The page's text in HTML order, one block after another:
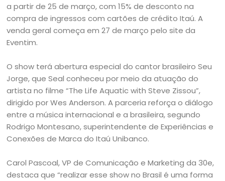
a partir de 25 de março, com 15% de desconto na
compra de ingressos com cartões de crédito Itaú. A
venda geral começa em 27 de março pelo site da
Eventim.
O show terá abertura especial do cantor brasileiro Seu
Jorge, que Seal conheceu por meio da atuação do
artista no filme “The Life Aquatic with Steve Zissou”,
dirigido por Wes Anderson. A parceria reforça o diálogo
entre a música internacional e a brasileira, segundo
Rodrigo Montesano, superintendente de Experiências e
Conexões de Marca do Itaú Unibanco.
Carol Pascoal, VP de Comunicação e Marketing da 30e,
destaca que “realizar esse show no Brasil é uma forma